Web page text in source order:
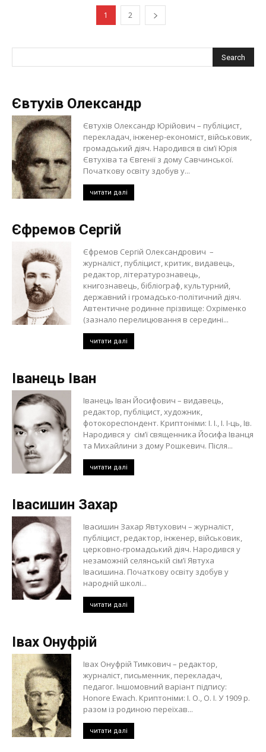
1 2
Євтухів Олександр
Євтухів Олександр Юрійович – публіцист,
перекладач, інженер-економіст, військовик,
громадський діяч. Народився в сім’ї Юрія
Євтухіва та Євгенії з дому Савчинської.
Початкову освіту здобув у...
читати далі
Єфремов Сергій
Єфремов Сергій Олександрович –
журналіст, публіцист, критик, видавець,
редактор, літературознавець,
книгознавець, бібліограф, культурний,
державний і громадсько-політичний діяч.
Автентичне родинне прізвище: Охріменко
(зазнало перелицювання в середині...
читати далі
Іванець Іван
Іванець Іван Йосифович – видавець,
редактор, публіцист, художник,
фотокореспондент. Криптоніми: І. І., І. І-ць, Ів.
Народився у сім’ї священника Йосифа Іванця
та Михайлини з дому Рошкевич. Після...
читати далі
Івасишин Захар
Івасишин Захар Явтухович – журналіст,
публіцист, редактор, інженер, військовик,
церковно-громадський діяч. Народився у
незаможній селянській сім’ї Явтуха
Івасишина. Початкову освіту здобув у
народній школі...
читати далі
Івах Онуфрій
Івах Онуфрій Тимкович – редактор,
журналіст, письменник, перекладач,
педагог. Іншомовний варіант підпису:
Honore Ewach. Криптоніми: І. О., О. І. У 1909 р.
разом із родиною переїхав...
читати далі